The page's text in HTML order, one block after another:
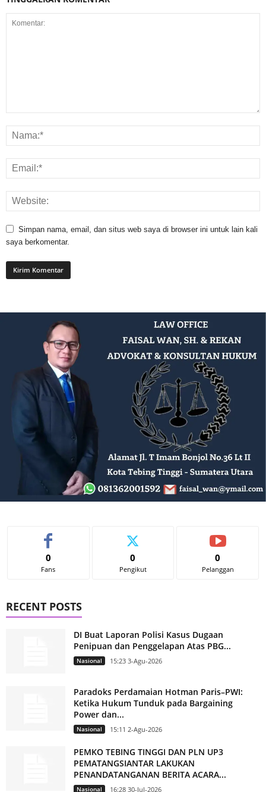
Simpan nama, email, dan situs web saya di browser ini untuk lain kali
saya berkomentar.
0
Fans
0
Pengikut
0
Pelanggan
RECENT POSTS
DI Buat Laporan Polisi Kasus Dugaan
Penipuan dan Penggelapan Atas PBG...
Nasional 15:23 3-Agu-2026
Paradoks Perdamaian Hotman Paris–PWI:
Ketika Hukum Tunduk pada Bargaining
Power dan...
Nasional 15:11 2-Agu-2026
PEMKO TEBING TINGGI DAN PLN UP3
PEMATANGSIANTAR LAKUKAN
PENANDATANGANAN BERITA ACARA...
Nasional 16:28 30-Jul-2026